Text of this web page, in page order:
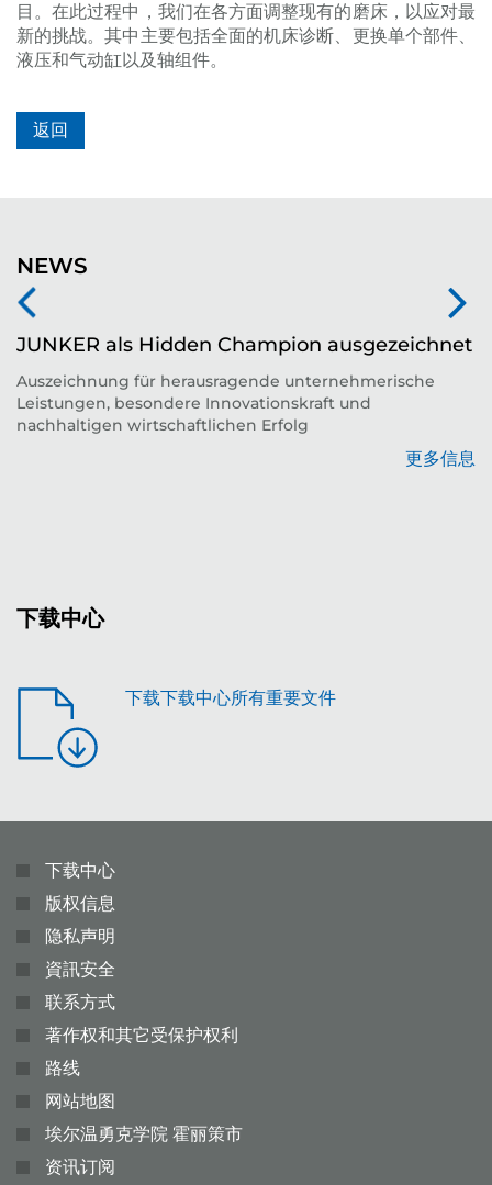
目。在此过程中，我们在各方面调整现有的磨床，以应对最
新的挑战。其中主要包括全面的机床诊断、更换单个部件、
液压和气动缸以及轴组件。
返回
NEWS
JUNKER als Hidden Champion ausgezeichnet
Auszeichnung für herausragende unternehmerische
Leistungen, besondere Innovationskraft und
nachhaltigen wirtschaftlichen Erfolg
更多信息
下载中心
下载下载中心所有重要文件
下载中心
版权信息
隐私声明
資訊安全
联系方式
著作权和其它受保护权利
路线
网站地图
埃尔温勇克学院 霍丽策市
资讯订阅